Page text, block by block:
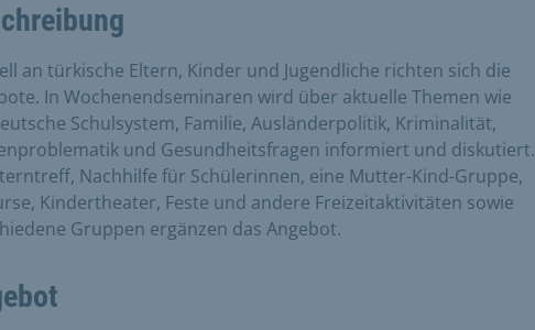
an türkische Eltern, Kinder und Jugendliche richten sich die
In Wochenendseminaren wird über aktuelle Themen wie
Schulsystem, Familie, Ausländerpolitik, Kriminalität,
und Gesundheitsfragen informiert und diskutiert.
Nachhilfe für Schülerinnen, eine Mutter-Kind-Gruppe,
Kindertheater, Feste und andere Freizeitaktivitäten sowie
Gruppen ergänzen das Angebot.